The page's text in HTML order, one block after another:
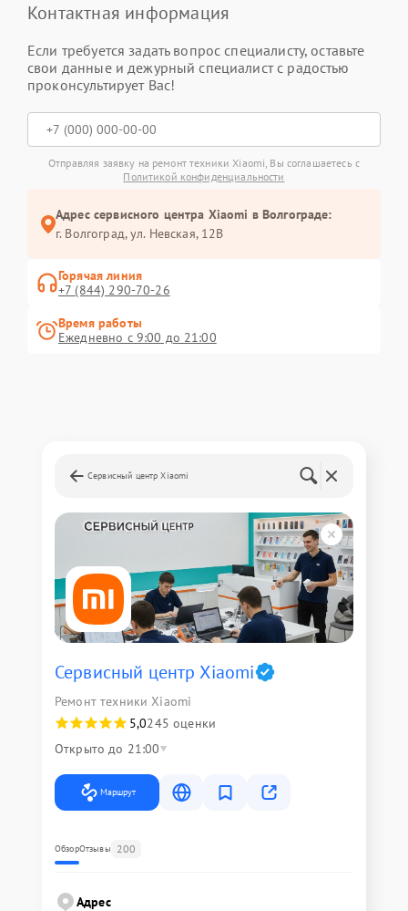
Контактная информация
Если требуется задать вопрос специалисту, оставьте
свои данные и дежурный специалист с радостью
проконсультирует Вас!
Отправляя заявку на ремонт техники Xiaomi, Вы соглашаетесь с
Политикой конфиденциальности
Адрес сервисного центра Xiaomi в Волгограде:
г. Волгоград, ул. Невская, 12В
Горячая линия
+7 (844) 290-70-26
Время работы
Ежедневно с 9:00 до 21:00
Сервисный центр Xiaomi
Сервисный центр Xiaomi
Ремонт техники Xiaomi
5,0245 оценки
Открыто до 21:00
Маршрут
ОбзорОтзывы 200
Адрес